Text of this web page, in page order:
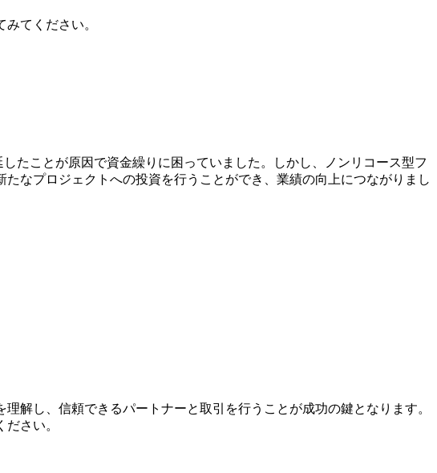
てください。
たことが原因で資金繰りに困っていました。しかし、ノンリコース型フ
なプロジェクトへの投資を行うことができ、業績の向上につながりまし
解し、信頼できるパートナーと取引を行うことが成功の鍵となります。
さい。